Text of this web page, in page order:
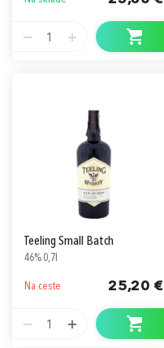
1
Teeling Small Batch
46% 0,7l
Na ceste 25,20 €
1